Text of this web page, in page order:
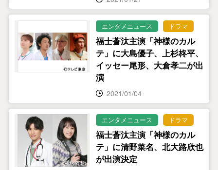
エンタメニュース ドラマ
福士蒼汰主演「神様のカル
テ」に大島優子、上杉柊平、
イッセー尾形、大倉孝二が出
演
2021/01/04
エンタメニュース ドラマ
福士蒼汰主演「神様のカル
テ」に清野菜名、北大路欣也
が出演決定